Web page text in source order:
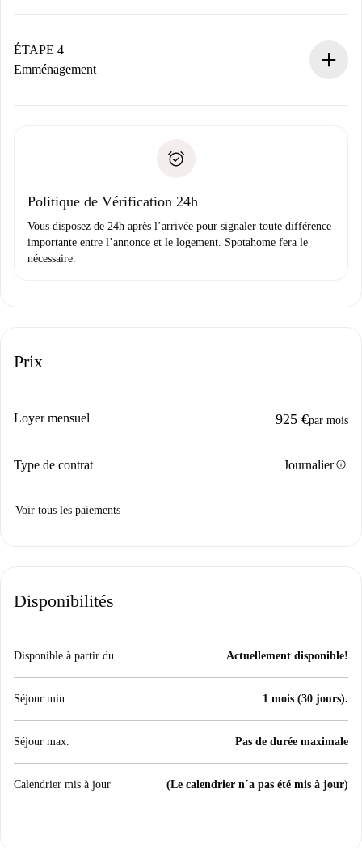
contact avec le propriétaire.
Si refusé : aucun prélèvement et nous vous proposerons
Justificatif de solvabilité
ÉTAPE 4
Emménagement
uniquement si aucun problème n'est signalé.
Politique de Vérification 24h
Vous disposez de 24h après l’arrivée pour signaler toute différence
importante entre l’annonce et le logement. Spotahome fera le
nécessaire.
Prix
Loyer mensuel 925 €par mois
Type de contrat Journalierinfo
Voir tous les paiements
Disponibilités
Disponible à partir du Actuellement disponible!
Séjour min. 1 mois (30 jours).
Séjour max. Pas de durée maximale
Calendrier mis à jour (Le calendrier n´a pas été mis à jour)